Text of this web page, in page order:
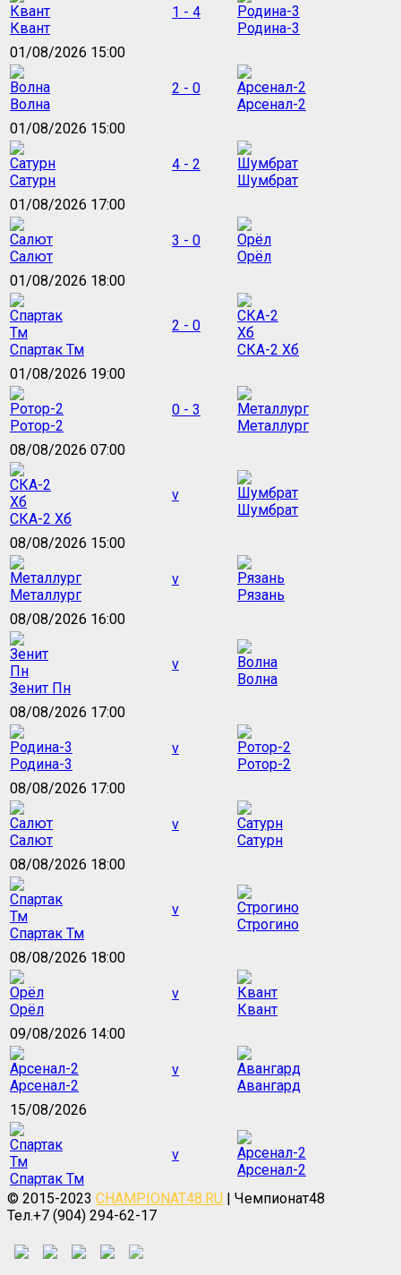
Квант
1 - 4
Родина-3
01/08/2026 15:00
Волна
2 - 0
Арсенал-2
01/08/2026 15:00
Сатурн
4 - 2
Шумбрат
01/08/2026 17:00
Салют
3 - 0
Орёл
01/08/2026 18:00
Спартак Тм
2 - 0
СКА-2 Хб
01/08/2026 19:00
Ротор-2
0 - 3
Металлург
08/08/2026 07:00
СКА-2 Хб
v
Шумбрат
08/08/2026 15:00
Металлург
v
Рязань
08/08/2026 16:00
Зенит Пн
v
Волна
08/08/2026 17:00
Родина-3
v
Ротор-2
08/08/2026 17:00
Салют
v
Сатурн
08/08/2026 18:00
Спартак Тм
v
Строгино
08/08/2026 18:00
Орёл
v
Квант
09/08/2026 14:00
Арсенал-2
v
Авангард
15/08/2026
Спартак Тм
v
Арсенал-2
© 2015-2023 CHAMPIONAT48.RU | Чемпионат48
Тел.+7 (904) 294-62-17